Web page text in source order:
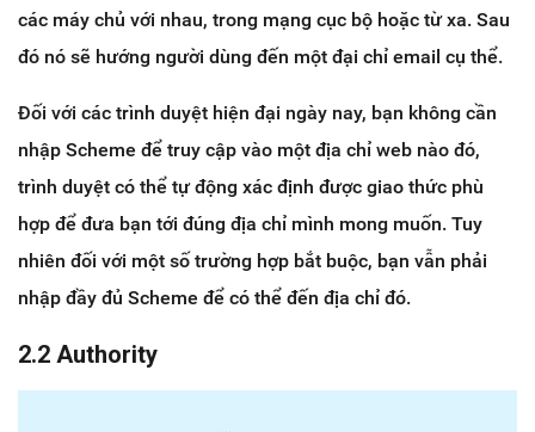
các máy chủ với nhau, trong mạng cục bộ hoặc từ xa. Sau
đó nó sẽ hướng người dùng đến một đại chỉ email cụ thể.
Đối với các trình duyệt hiện đại ngày nay, bạn không cần
nhập Scheme để truy cập vào một địa chỉ web nào đó,
trình duyệt có thể tự động xác định được giao thức phù
hợp để đưa bạn tới đúng địa chỉ mình mong muốn. Tuy
nhiên đối với một số trường hợp bắt buộc, bạn vẫn phải
nhập đầy đủ Scheme để có thể đến địa chỉ đó.
2.2 Authority